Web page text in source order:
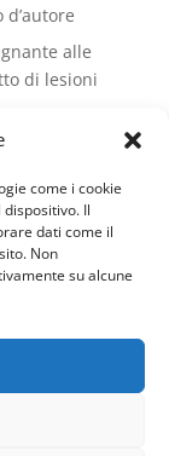
come i cookie
Il
dati come il
Non
su alcune
alle
di lesioni
wathsApp
dal contratto
Dario